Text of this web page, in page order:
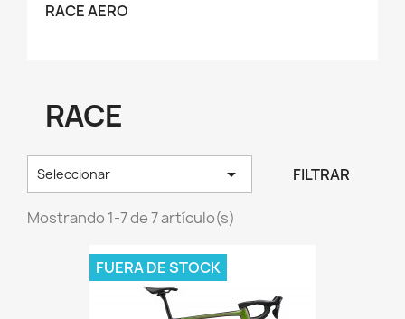
RACE AERO
RACE
Seleccionar  FILTRAR
Mostrando 1-7 de 7 artículo(s)
FUERA DE STOCK